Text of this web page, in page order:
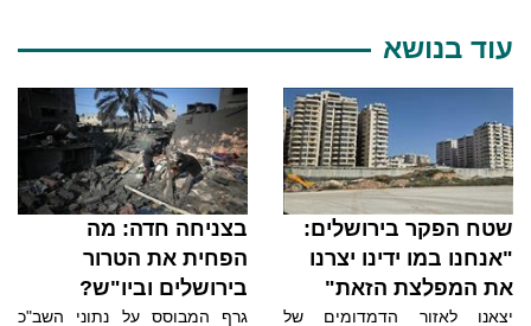
עוד בנושא
שטח הפקר בירושלים:
"אנחנו במו ידינו יצרנו
את המפלצת הזאת"
יצאנו לאזור הדמדומים של
בצניחה חדה: מה
הפחית את הטרור
בירושלים וביו"ש?
גרף המבוסס על נתוני השב"כ